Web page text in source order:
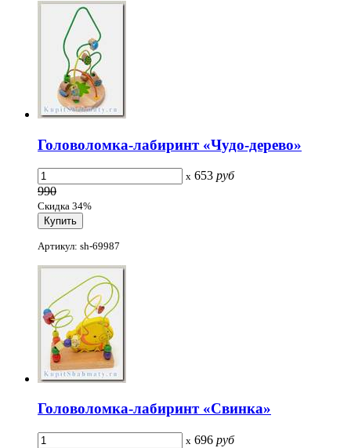
Головоломка-лабиринт «Чудо-дерево»
x 653 руб
990
Скидка 34%
Артикул: sh-69987
Головоломка-лабиринт «Свинка»
x 696 руб